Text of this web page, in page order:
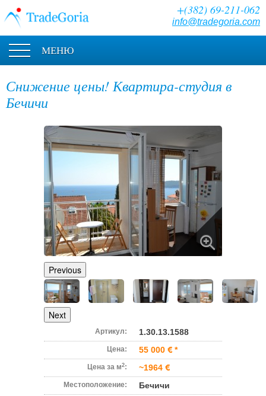
+(382) 69-211-062
info@tradegoria.com
МЕНЮ
Снижение цены! Квартира-студия в
Бечичи
Previous
Next
Артикул: 1.30.13.1588
Цена: 55 000 *
Цена за м2: ~1964
Местоположение: Бечичи